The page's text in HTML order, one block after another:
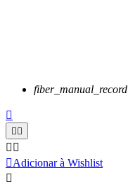
fiber_manual_record

 
 
Adicionar à Wishlist
